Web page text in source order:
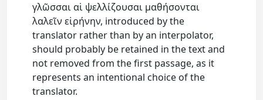
γλῶσσαι αἱ ψελλίζουσαι μαθήσονται
λαλεῖν εἰρήνην, introduced by the
translator rather than by an interpolator,
should probably be retained in the text and
not removed from the first passage, as it
represents an intentional choice of the
translator.